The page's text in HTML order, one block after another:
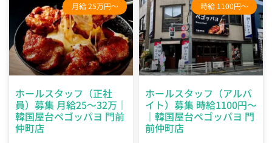
月給 25万円～
ホールスタッフ（正社
員）募集 月給25～32万｜
韓国屋台ペゴッパヨ 門前
仲町店
時給 1100円～
ホールスタッフ（アルバ
イト）募集 時給1100円～
｜韓国屋台ペゴッパヨ 門
前仲町店